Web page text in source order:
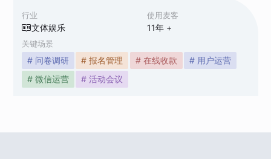
行业
文体娱乐
使用麦客
11年 +
关键场景
# 问卷调研 # 报名管理 # 在线收款
# 用户运营
# 微信运营
# 活动会议